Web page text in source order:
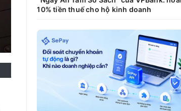
10% tiền thuế cho hộ kinh doanh